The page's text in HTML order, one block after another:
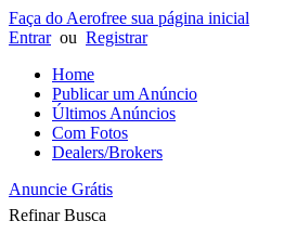
Faça do Aerofree sua página inicial
Entrarou Registrar
Home
Publicar um Anúncio
Últimos Anúncios
Com Fotos
Dealers/Brokers
Anuncie Grátis
Refinar Busca